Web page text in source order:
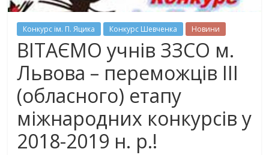
Конкурс ім. П. Яцика Конкурс Шевченка Новини
ВІТАЄМО учнів ЗЗСО м.
Львова – переможців ІІІ
(обласного) етапу
міжнародних конкурсів у
2018-2019 н. р.!